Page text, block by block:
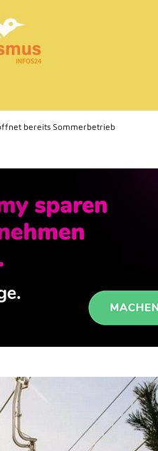
bereits Sommerbetrieb